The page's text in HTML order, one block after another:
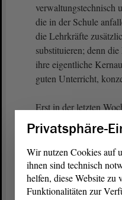
verwaltungstechnisch
die in der Schule
die Lehrkräfte
substituieren; denn
ihre eigentliche
guten Unterricht,
Erst in der letzten
Landesschulamt 200
pädagogischen
Sekundar-,
ausschreiben. Das ist
wahrlich eine
erhoffe mir dadurch
Privatsphäre-
Wir nutzen Cookies auf
ihnen sind technisch
helfen, diese Website zu
Funktionalitäten zur